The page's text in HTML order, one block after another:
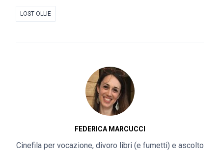
LOST OLLIE
FEDERICA MARCUCCI
Cinefila per vocazione, divoro libri (e fumetti) e ascolto